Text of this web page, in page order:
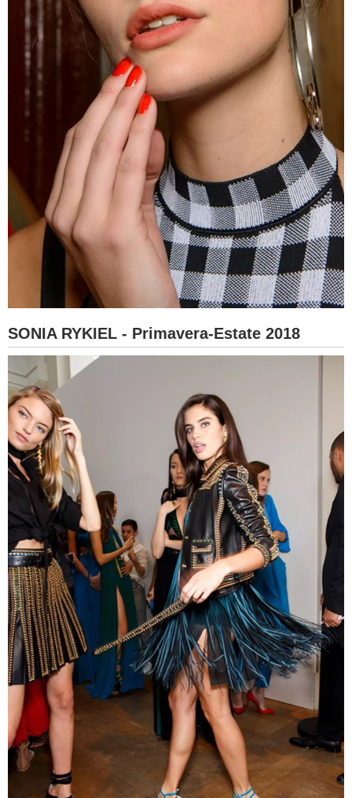
SONIA RYKIEL - Primavera-Estate 2018